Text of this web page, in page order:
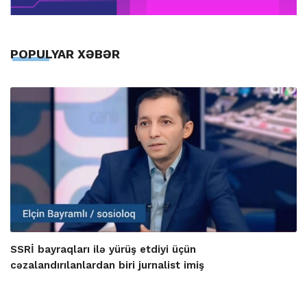
POPULYAR XƏBƏR
SSRİ bayraqları ilə yürüş etdiyi üçün
cəzalandırılanlardan biri jurnalist imiş